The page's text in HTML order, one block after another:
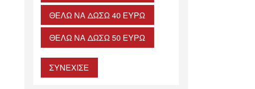
ΘΈΛΩ ΝΑ ΔΏΣΩ 40 ΕΥΡΏ
ΘΈΛΩ ΝΑ ΔΏΣΩ 50 ΕΥΡΏ
ΣΥΝΕΧΙΣΕ